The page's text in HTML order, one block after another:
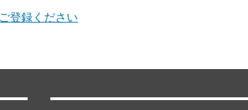
登録ください